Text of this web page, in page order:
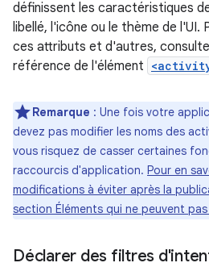
définissent les caractéristiques
libellé, l'icône ou le thème de l'UI.
ces attributs et d'autres,
référence de l'élément
Remarque : Une fois votre
devez pas modifier les noms des
vous risquez de casser certaines
raccourcis d'application. Pour en
modifications à éviter après la
section Éléments qui ne peuvent
Déclarer des filtres